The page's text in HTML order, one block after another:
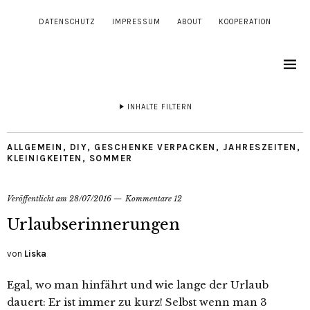
DATENSCHUTZ IMPRESSUM ABOUT KOOPERATION
INHALTE FILTERN
ALLGEMEIN , DIY, GESCHENKE VERPACKEN , JAHRESZEITEN ,
KLEINIGKEITEN , SOMMER
Veröffentlicht am 28/07/2016 Kommentare 12
Urlaubserinnerungen
von Liska
Egal, wo man hinfährt und wie lange der Urlaub
dauert: Er ist immer zu kurz! Selbst wenn man 3